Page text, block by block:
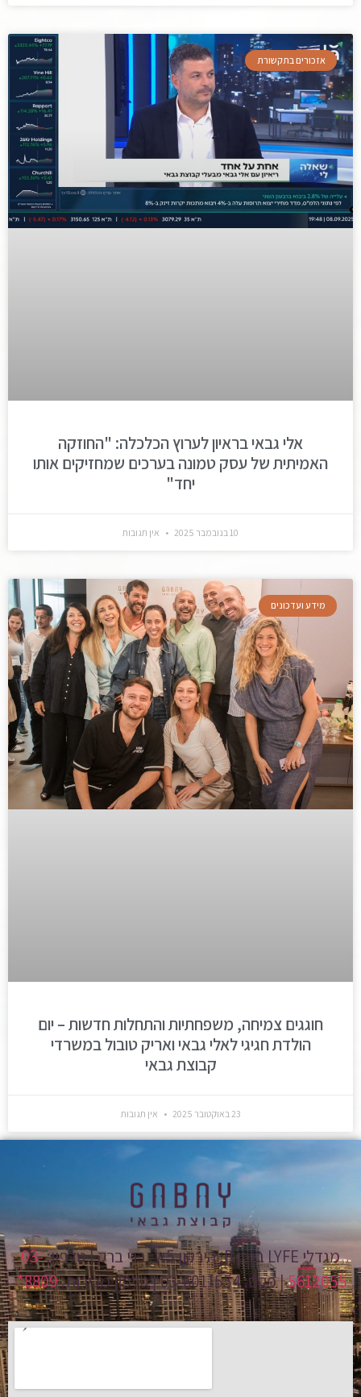
אזכורים בתקשורת
אלי גבאי בראיון לערוץ הכלכלה: "החוזקה
האמיתית של עסק טמונה בערכים שמחזיקים אותו
יחד"
10 בנובמבר 2025 אין תגובות
מידע ועדכונים
חוגגים צמיחה, משפחתיות והתחלות חדשות – יום
הולדת חגיגי לאלי גבאי ואריק טובול במשרדי
קבוצת גבאי
23 באוקטובר 2025 אין תגובות
מגדלי LYFE בניין B, הירקון 5א', בני ברק | טלפון:
03-
5612055| פקס: 03-6011554 | טלפון מכירות: 8809*